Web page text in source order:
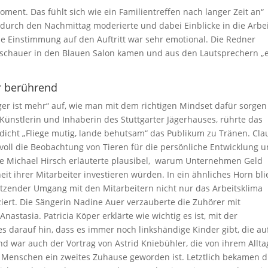
Das fühlt sich wie ein Familientreffen nach langer Zeit an“
den Nachmittag moderierte und dabei Einblicke in die
Einstimmung auf den Auftritt war sehr emotional. Die Redner
in den Blauen Salon kamen und aus den Lautsprechern
berührend
ist mehr“ auf, wie man mit dem richtigen Mindset dafür sorgen
und Inhaberin des Stuttgarter Jägerhauses, rührte das
„Fliege mutig, lande behutsam“ das Publikum zu Tränen.
die Beobachtung von Tieren für die persönliche Entwicklung
Michael Hirsch erläuterte plausibel, warum Unternehmen Geld
ihrer Mitarbeiter investieren würden. In ein ähnliches Horn
Umgang mit den Mitarbeitern nicht nur das Arbeitsklima
Die Sängerin Nadine Auer verzauberte die Zuhörer mit
Patricia Köper erklärte wie wichtig es ist, mit der
darauf hin, dass es immer noch linkshändige Kinder gibt, die
war auch der Vortrag von Astrid Kniebühler, die von ihrem
ein zweites Zuhause geworden ist. Letztlich bekamen